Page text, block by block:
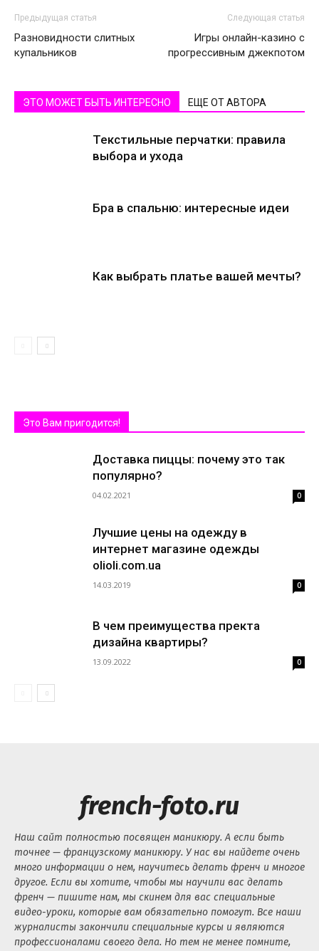
Предыдущая статья
Разновидности слитных
купальников
Следующая статья
Игры онлайн-казино с
прогрессивным джекпотом
ЭТО МОЖЕТ БЫТЬ ИНТЕРЕСНО ЕЩЕ ОТ АВТОРА
Текстильные перчатки: правила
выбора и ухода
Бра в спальню: интересные идеи
Как выбрать платье вашей мечты?
Это Вам пригодится!
Доставка пиццы: почему это так
популярно?
04.02.2021 0
Лучшие цены на одежду в
интернет магазине одежды
olioli.com.ua
14.03.2019 0
В чем преимущества пректа
дизайна квартиры?
13.09.2022 0
french-foto.ru
Наш сайт полностью посвящен маникюру. А если быть
точнее — французскому маникюру. У нас вы найдете очень
много информации о нем, научитесь делать френч и многое
другое. Если вы хотите, чтобы мы научили вас делать
френч — пишите нам, мы скинем для вас специальные
видео-уроки, которые вам обязательно помогут. Все наши
журналисты закончили специальные курсы и являются
профессионалами своего дела. Но тем не менее помните,